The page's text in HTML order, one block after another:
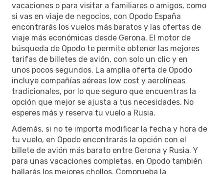
vacaciones o para visitar a familiares o amigos, como
si vas en viaje de negocios, con Opodo España
encontrarás los vuelos más baratos y las ofertas de
viaje más económicas desde Gerona. El motor de
búsqueda de Opodo te permite obtener las mejores
tarifas de billetes de avión, con solo un clic y en
unos pocos segundos. La amplia oferta de Opodo
incluye compañías aéreas low cost y aerolíneas
tradicionales, por lo que seguro que encuentras la
opción que mejor se ajusta a tus necesidades. No
esperes más y reserva tu vuelo a Rusia.
Además, si no te importa modificar la fecha y hora de
tu vuelo, en Opodo encontrarás la opción con el
billete de avión más barato entre Gerona y Rusia. Y
para unas vacaciones completas, en Opodo también
hallarás los mejores chollos. Comprueba la